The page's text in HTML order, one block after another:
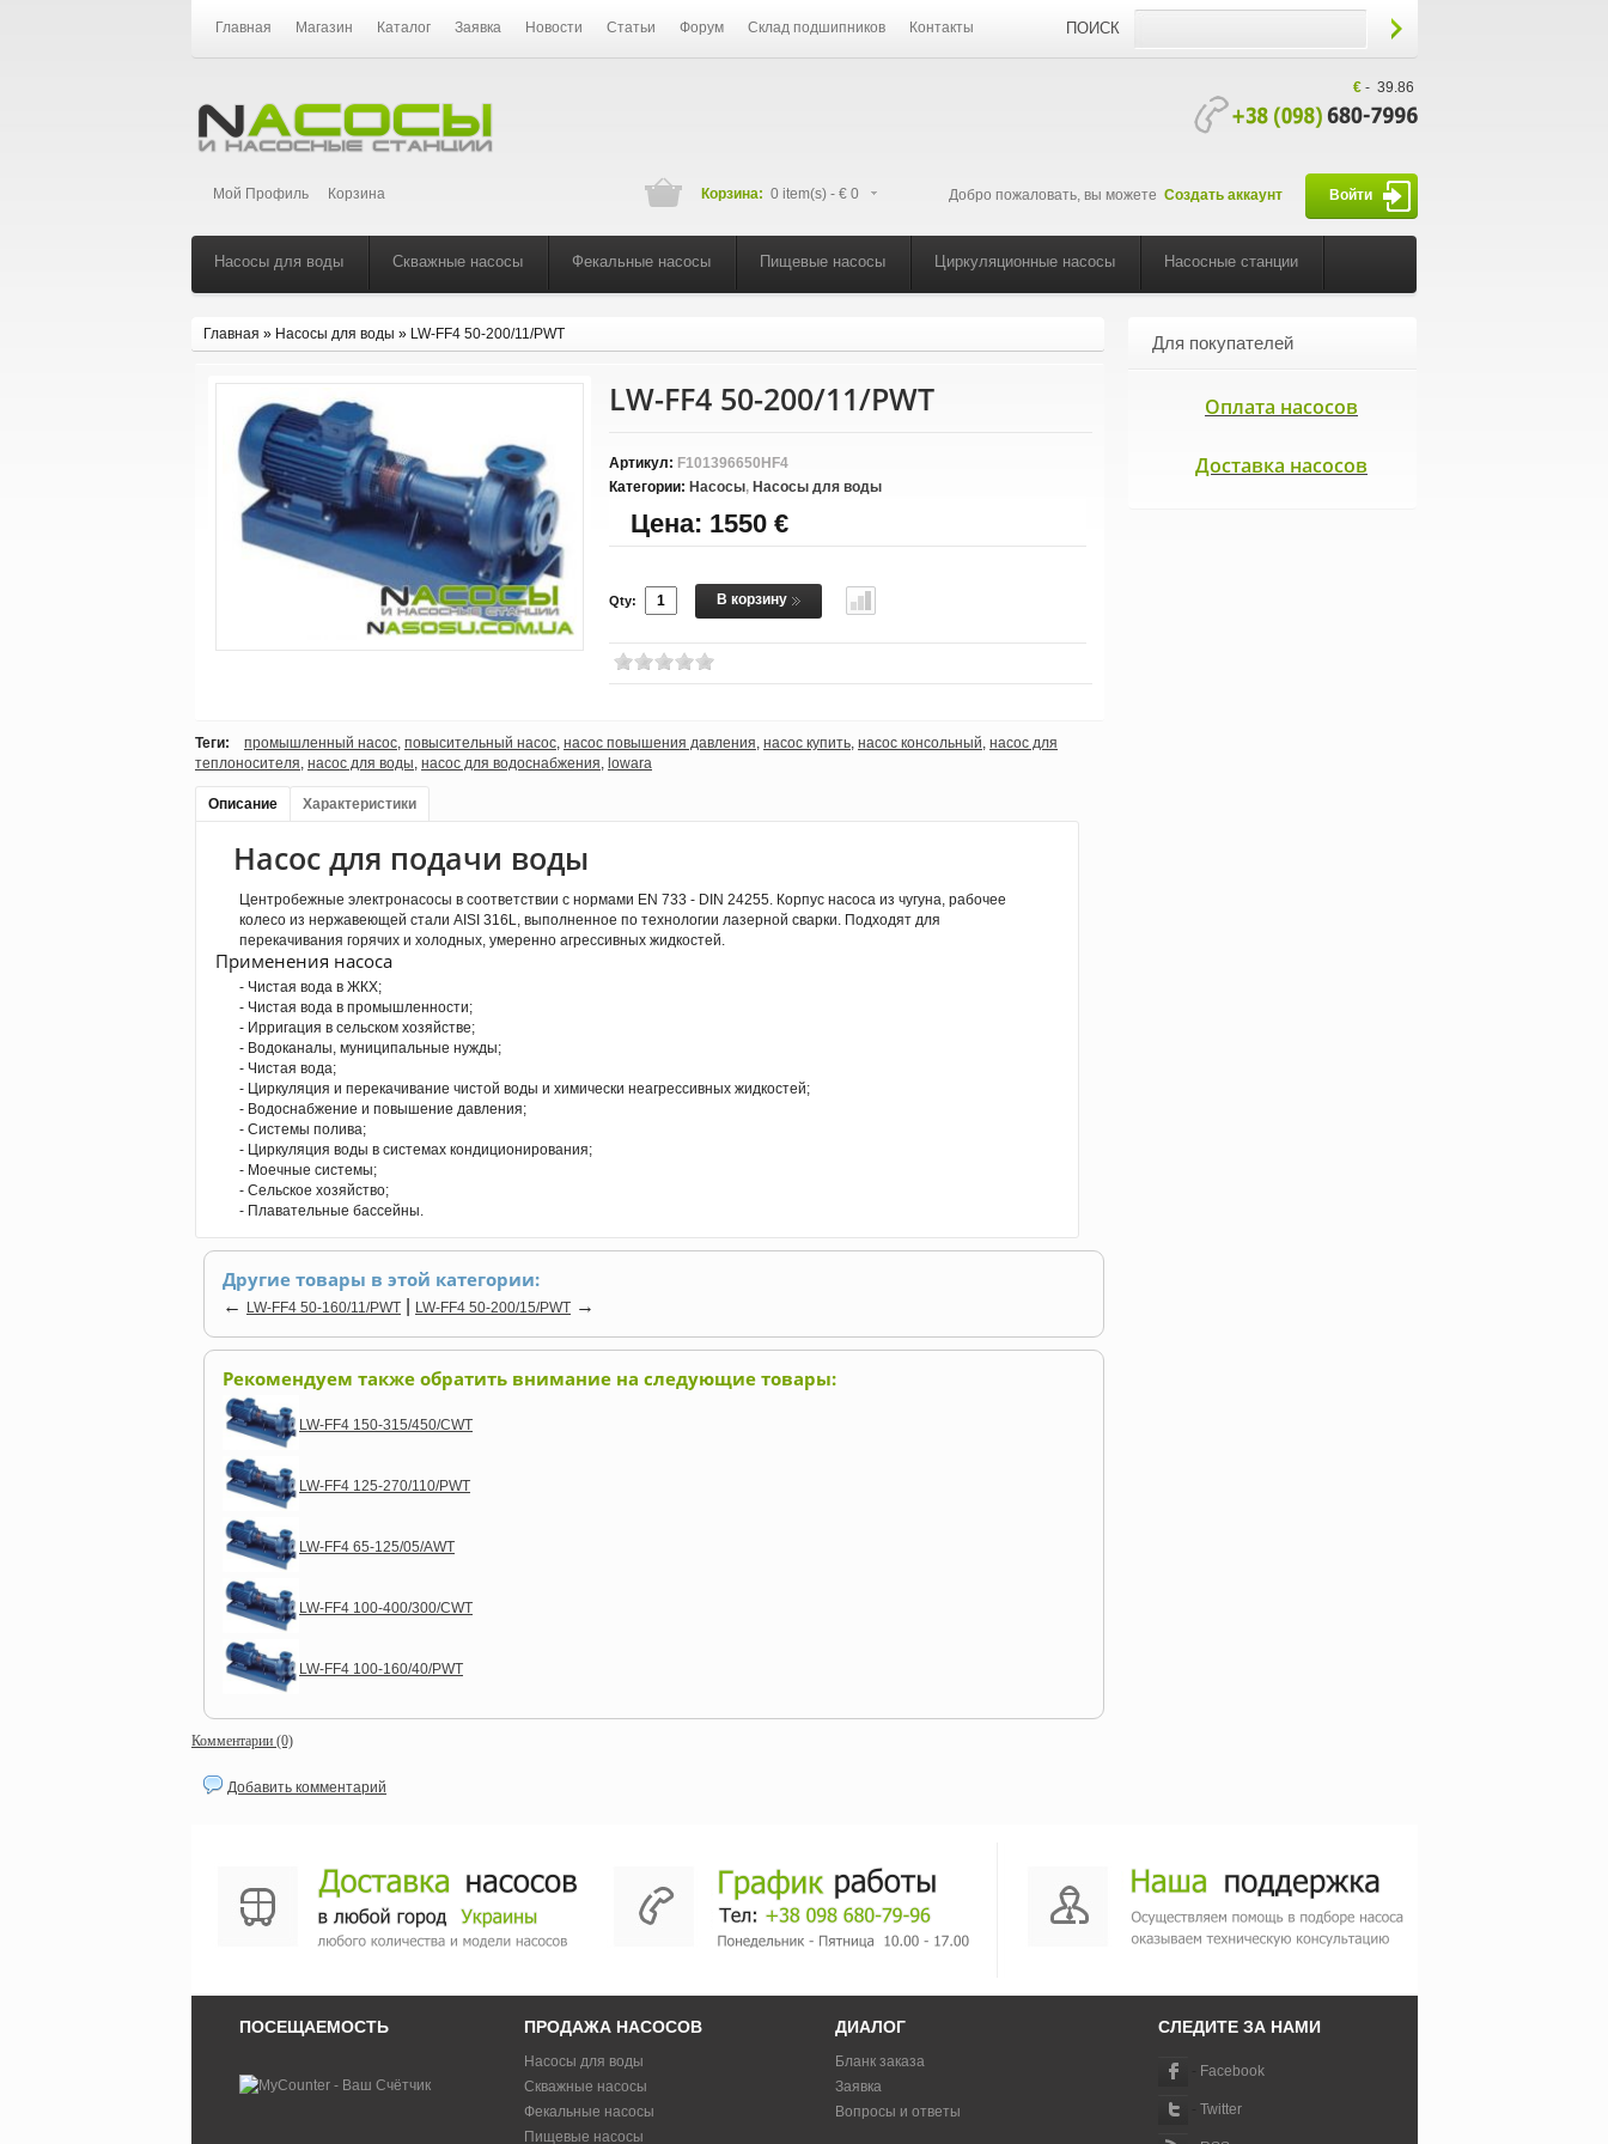
ПОИСК
Главная Магазин Каталог Заявка Новости Статьи Форум Склад подшипников Контакты
Мой Профиль Корзина
€- 39.86
Добро пожаловать, вы можете Создать аккаунт Войти
Корзина: 0 item(s) - € 0
Насосы для воды Скважные насосы Фекальные насосы Пищевые насосы Циркуляционные насосы Насосные станции
Для покупателей
Оплата насосов
Доставка насосов
Главная » Насосы для воды » LW-FF4 50-200/11/PWT
LW-FF4 50-200/11/PWT
Артикул: F101396650HF4
Категории: Насосы, Насосы для воды
Цена: 1550 €
Qty: В корзину
Теги: промышленный насос, повысительный насос, насос повышения давления, насос купить, насос консольный, насос для
теплоносителя, насос для воды, насос для водоснабжения, lowara
Описание Характеристики
Насос для подачи воды
Центробежные электронасосы в соответствии с нормами EN 733 - DIN 24255. Корпус насоса из чугуна, рабочее
колесо из нержавеющей стали AISI 316L, выполненное по технологии лазерной сварки. Подходят для
перекачивания горячих и холодных, умеренно агрессивных жидкостей.
Применения насоса
- Чистая вода в ЖКХ;
- Чистая вода в промышленности;
- Ирригация в сельском хозяйстве;
- Водоканалы, муниципальные нужды;
- Чистая вода;
- Циркуляция и перекачивание чистой воды и химически неагрессивных жидкостей;
- Водоснабжение и повышение давления;
- Системы полива;
- Циркуляция воды в системах кондиционирования;
- Моечные системы;
- Сельское хозяйство;
- Плавательные бассейны.
Другие товары в этой категории:
← LW-FF4 50-160/11/PWT LW-FF4 50-200/15/PWT →
Рекомендуем также обратить внимание на следующие товары:
LW-FF4 150-315/450/CWT
LW-FF4 125-270/110/PWT
LW-FF4 65-125/05/AWT
LW-FF4 100-400/300/CWT
LW-FF4 100-160/40/PWT
Комментарии (0)
Добавить комментарий
ПОСЕЩАЕМОСТЬ ПРОДАЖА НАСОСОВ
Насосы для воды
Скважные насосы
Фекальные насосы
Пищевые насосы
ДИАЛОГ
Бланк заказа
Заявка
Вопросы и ответы
СЛЕДИТЕ ЗА НАМИ
Facebook
Twitter